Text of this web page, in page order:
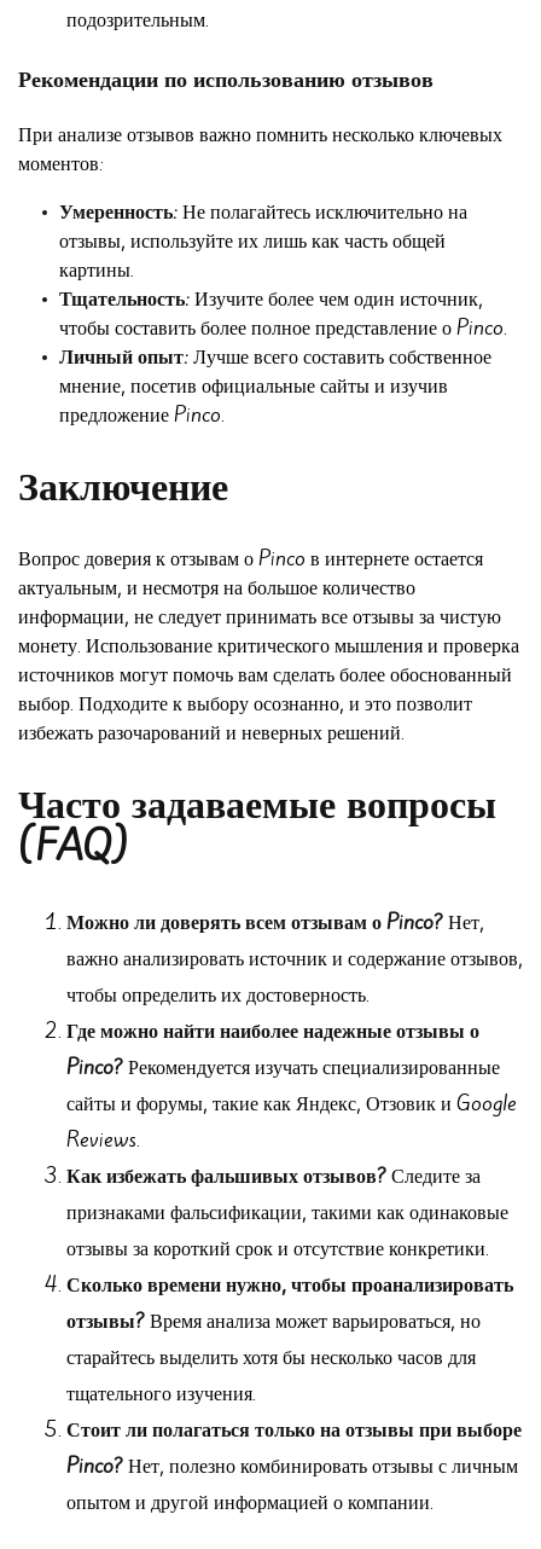
подозрительным.
Рекомендации по использованию отзывов
При анализе отзывов важно помнить несколько ключевых
моментов:
Умеренность:Не полагайтесь исключительно на
отзывы, используйте их лишь как часть общей
картины.
Тщательность:Изучите более чем один источник,
чтобы составить более полное представление о Pinco.
Личный опыт:Лучше всего составить собственное
мнение, посетив официальные сайты и изучив
предложение Pinco.
Заключение
Вопрос доверия к отзывам о Pinco в интернете остается
актуальным, и несмотря на большое количество
информации, не следует принимать все отзывы за чистую
монету. Использование критического мышления и проверка
источников могут помочь вам сделать более обоснованный
выбор. Подходите к выбору осознанно, и это позволит
избежать разочарований и неверных решений.
Часто задаваемые вопросы
(FAQ)
Можно ли доверять всем отзывам о Pinco?Нет,
важно анализировать источник и содержание отзывов,
чтобы определить их достоверность.
Где можно найти наиболее надежные отзывы о
Pinco?Рекомендуется изучать специализированные
сайты и форумы, такие как Яндекс, Отзовик и Google
Reviews.
Как избежать фальшивых отзывов?Следите за
признаками фальсификации, такими как одинаковые
отзывы за короткий срок и отсутствие конкретики.
Сколько времени нужно, чтобы проанализировать
отзывы?Время анализа может варьироваться, но
старайтесь выделить хотя бы несколько часов для
тщательного изучения.
Стоит ли полагаться только на отзывы при выборе
Pinco?Нет, полезно комбинировать отзывы с личным
опытом и другой информацией о компании.